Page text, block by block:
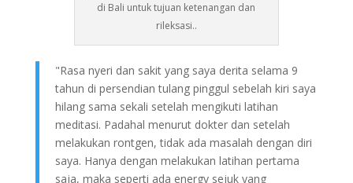
di Bali untuk tujuan ketenangan dan
rileksasi..
"Rasa nyeri dan sakit yang saya derita selama 9
tahun di persendian tulang pinggul sebelah kiri saya
hilang sama sekali setelah mengikuti latihan
meditasi. Padahal menurut dokter dan setelah
melakukan rontgen, tidak ada masalah dengan diri
saya. Hanya dengan melakukan latihan pertama
saja, maka seperti ada energy sejuk yang